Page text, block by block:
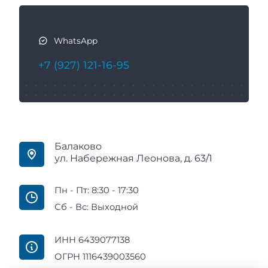
WhatsApp
+7 (927) 121-16-95
Балаково
ул. Набережная Леонова, д. 63/1
Пн - Пт: 8:30 - 17:30
Сб - Вс: Выходной
ИНН 6439077138
ОГРН 1116439003560